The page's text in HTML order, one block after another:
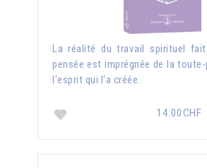
La réalité du travail spirituel fait
pensée est imprégnée de la
l'esprit qui l'a créée.
14.00CHF